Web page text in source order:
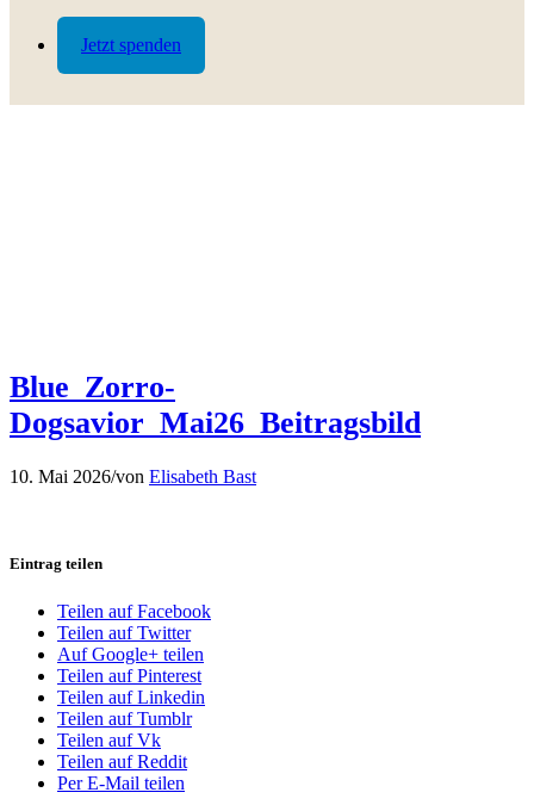
Jetzt spenden
Blue_Zorro-
Dogsavior_Mai26_Beitragsbild
10. Mai 2026/von Elisabeth Bast
Eintrag teilen
Teilen auf Facebook
Teilen auf Twitter
Auf Google+ teilen
Teilen auf Pinterest
Teilen auf Linkedin
Teilen auf Tumblr
Teilen auf Vk
Teilen auf Reddit
Per E-Mail teilen